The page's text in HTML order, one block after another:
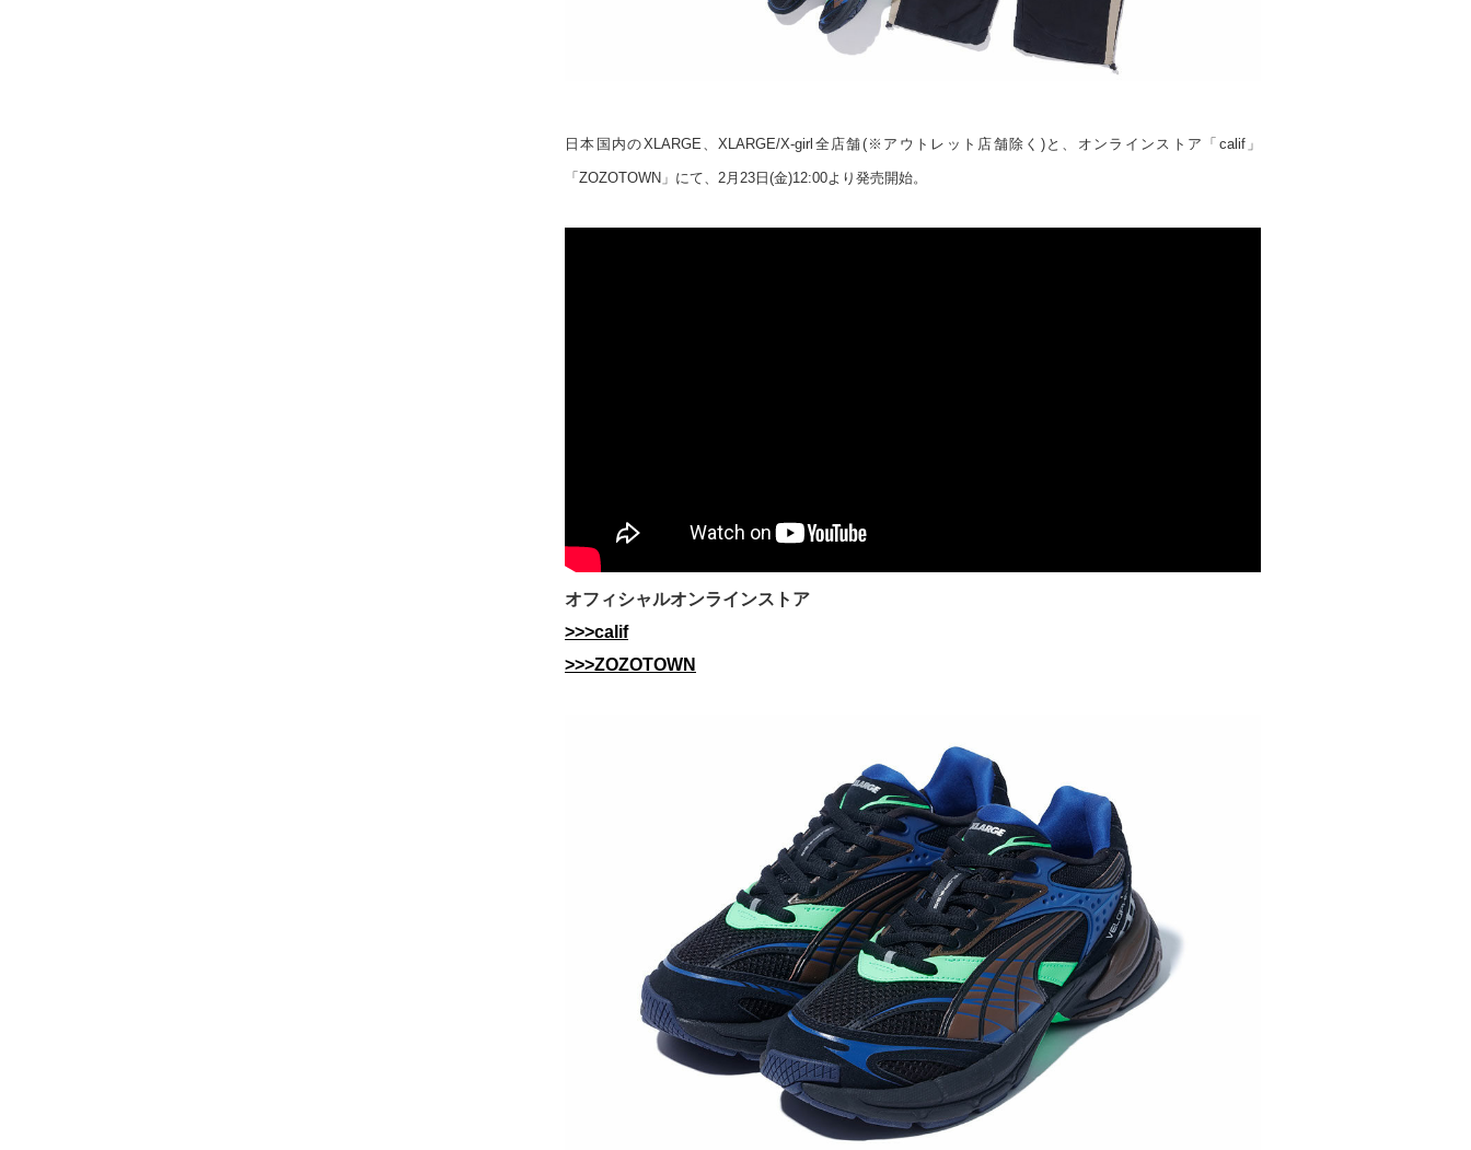
日本国内のXLARGE、XLARGE/X-girl全店舗(※アウトレット店舗除く)と、オンラインストア「calif」
「ZOZOTOWN」にて、2月23日(金)12:00より発売開始。
オフィシャルオンラインストア
>>>calif
>>>ZOZOTOWN